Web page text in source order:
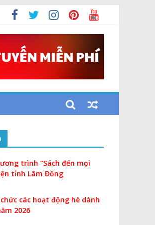
trình “Sách đến mọi
tỉnh Lâm Đồng
các hoạt động hè dành
2026